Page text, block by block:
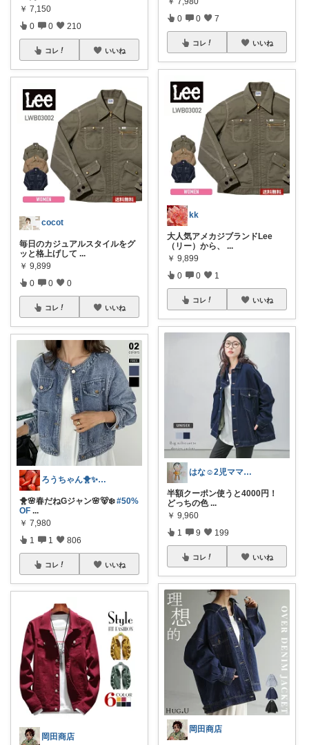
￥ 7,150
0 0 210
コレ いいね
cocot
毎日のカジュアルスタイルをグ
ッと格上げして ...
￥ 9,899
0 0 0
コレ いいね
ろうちゃん🐥✨フォロワー様から購入💖
🐥🌸春だねGジャン🌸🐻‍❄️#50%
OF ...
￥ 7,980
1 1 806
コレ いいね
岡田商店
0 0 7
コレ いいね
kk
大人気アメカジブランドLee
（リー）から、
...
￥ 9,899
0 0 1
コレ いいね
はな☺︎2児ママ **経由感謝ﾃﾞｽ**
半額クーポン使うと4000円！
どっちの色 ...
￥ 9,960
1 9 199
コレ いいね
岡田商店